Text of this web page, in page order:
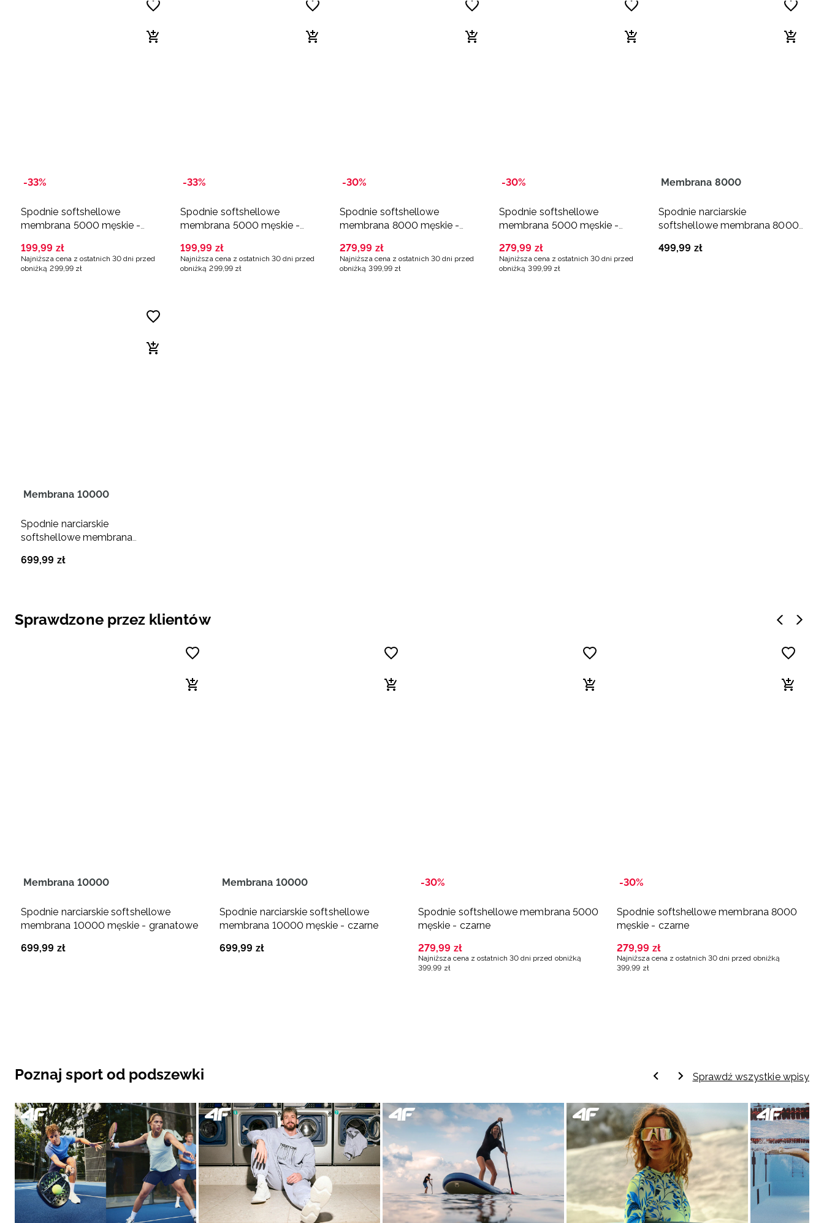
-33%
Spodnie softshellowe
membrana 5000 męskie -
199,99 zł
Najniższa cena z ostatnich 30 dni przed
obniżką 299,99 zł
-33%
Spodnie softshellowe
membrana 5000 męskie -
199,99 zł
Najniższa cena z ostatnich 30 dni przed
obniżką 299,99 zł
-30%
Spodnie softshellowe
membrana 8000 męskie -
279,99 zł
Najniższa cena z ostatnich 30 dni przed
obniżką 399,99 zł
-30%
Spodnie softshellowe
membrana 5000 męskie -
279,99 zł
Najniższa cena z ostatnich 30 dni przed
obniżką 399,99 zł
Membrana 8000
Spodnie narciarskie
softshellowe membrana 8000
499,99 zł
Membrana 10000
Spodnie narciarskie
softshellowe membrana
699,99 zł
Sprawdzone przez klientów
Membrana 10000
Spodnie narciarskie softshellowe
membrana 10000 męskie - granatowe
699,99 zł
Membrana 10000
Spodnie narciarskie softshellowe
membrana 10000 męskie - czarne
699,99 zł
-30%
Spodnie softshellowe membrana 5000
męskie - czarne
279,99 zł
Najniższa cena z ostatnich 30 dni przed obniżką
399,99 zł
-30%
Spodnie softshellowe membrana 8000
męskie - czarne
279,99 zł
Najniższa cena z ostatnich 30 dni przed obniżką
399,99 zł
Poznaj sport od podszewki Sprawdź wszystkie wpisy